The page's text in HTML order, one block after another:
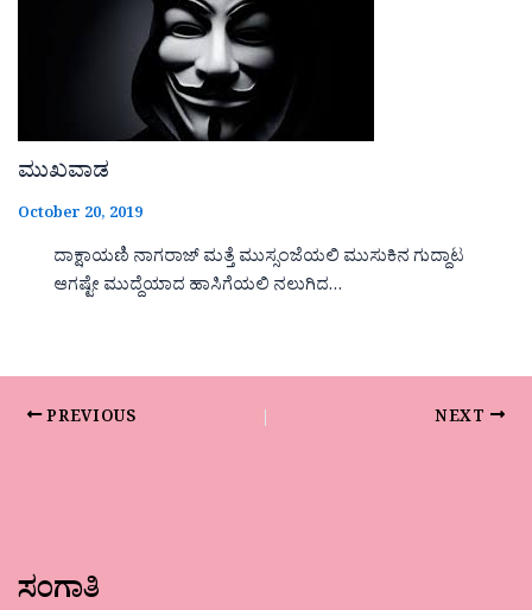
ಮುಖವಾಡ
October 20, 2019
ದಾಕ್ಷಾಯಣಿ ನಾಗರಾಜ್ ಮತ್ತೆ ಮುಸ್ಸಂಜೆಯಲಿ ಮುಸುಕಿನ ಗುದ್ದಾಟ
ಆಗಷ್ಟೇ ಮುದ್ದೆಯಾದ ಹಾಸಿಗೆಯಲಿ ನಲುಗಿದ…
PREVIOUS NEXT
ಸಂಗಾತಿ